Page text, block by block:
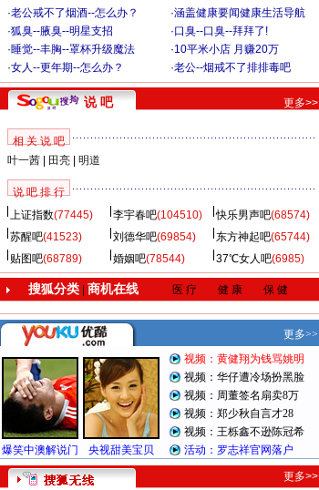
·老公戒不了烟酒--怎么办？ ·涵盖健康要闻健康生活导航
·狐臭--腋臭--明星支招 ·口臭--口臭--拜拜了!
·睡觉--丰胸--罩杯升级魔法 ·10平米小店 月赚20万
·女人--更年期--怎么办？ ·老公--烟戒不了排排毒吧
说 吧 更多>>
相 关 说 吧
叶一茜| 田亮| 明道
说 吧 排 行
上证指数(77445) 李宇春吧(104510) 快乐男声吧(68574)
苏醒吧(41523) 刘德华吧(69854) 东方神起吧(65744)
贴图吧(68789) 婚姻吧(78544) 37℃女人吧(6985)
搜狐分类| 商机在线 医 疗 健 康 保 健
更多>>